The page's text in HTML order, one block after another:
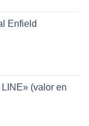
Enfield
(valor en